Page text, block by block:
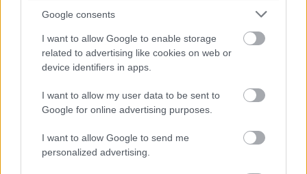
Google consents
I want to allow Google to enable storage
related to advertising like cookies on web or
device identifiers in apps.
I want to allow my user data to be sent to
Google for online advertising purposes.
I want to allow Google to send me
personalized advertising.
A Teton-gát
katasztrófája -1976